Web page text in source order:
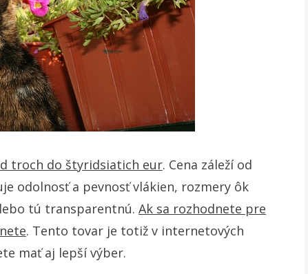
troch do štyridsiatich eur. Cena záleží od
odolnosť a pevnosť vlákien, rozmery ôk
tú transparentnú. Ak sa rozhodnete pre
. Tento tovar je totiž v internetových
mať aj lepší výber.